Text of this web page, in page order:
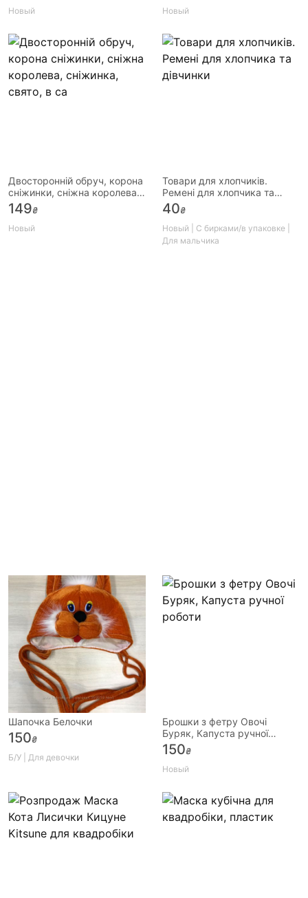
Новый
Новый
Двосторонній обруч, корона
сніжинки, сніжна королева,
сніжинка, свято, в са
149₴
Новый
Товари для хлопчиків.
Ремені для хлопчика та
дівчинки
40₴
Новый | С бирками/в упаковке |
Для мальчика
Шапочка Белочки
150₴
Б/У | Для девочки
Брошки з фетру Овочі
Буряк, Капуста ручної
роботи
150₴
Новый